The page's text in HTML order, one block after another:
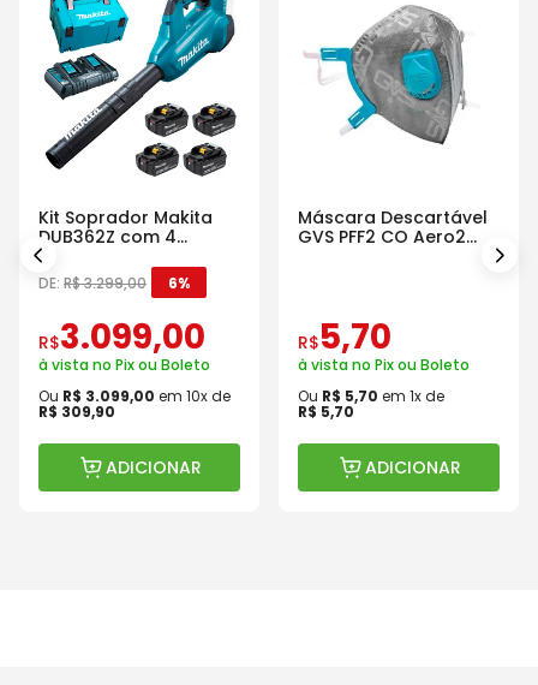
Kit Soprador Makita
DUB362Z com 4
Baterias Carregador e
Maleta
DE: R$3.299,00 6%
R$3.099,00
à vista no Pix ou Boleto
Ou R$ 3.099,00 em 10x de
R$ 309,90
ADICIONAR
Máscara Descartável
GVS PFF2 CO Aero2
R$5,70
à vista no Pix ou Boleto
Ou R$ 5,70 em 1x de
R$ 5,70
ADICIONAR